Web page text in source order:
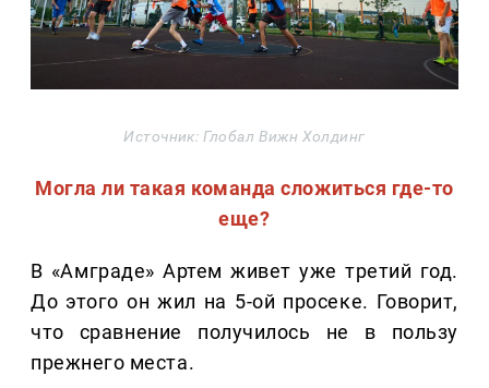
Источник: Глобал Вижн Холдинг
Могла ли такая команда сложиться где-то
еще?
В «Амграде» Артем живет уже третий год.
До этого он жил на 5-ой просеке. Говорит,
что сравнение получилось не в пользу
прежнего места.